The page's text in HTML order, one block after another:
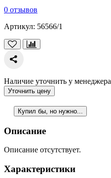
0 отзывов
Артикул: 56566/1
Наличие уточнить у менеджера
Уточнить цену
Купил бы, но нужно...
Описание
Описание отсутствует.
Характеристики